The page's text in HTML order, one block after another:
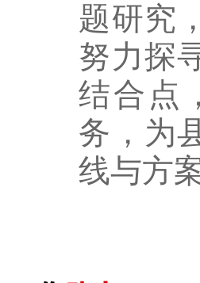
题研究
努力探
结合点
务，为
线与方